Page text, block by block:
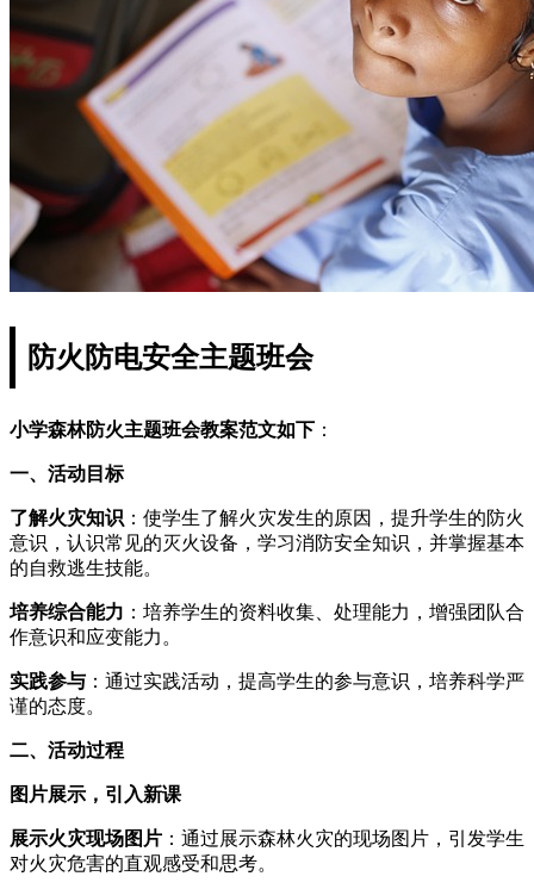
防火防电安全主题班会
小学森林防火主题班会教案范文如下 ：
一、活动目标
了解火灾知识 ：使学生了解火灾发生的原因，提升学生的防火
意识，认识常见的灭火设备，学习消防安全知识，并掌握基本
的自救逃生技能。
培养综合能力 ：培养学生的资料收集、处理能力，增强团队合
作意识和应变能力。
实践参与 ：通过实践活动，提高学生的参与意识，培养科学严
谨的态度。
二、活动过程
图片展示，引入新课
展示火灾现场图片 ：通过展示森林火灾的现场图片，引发学生
对火灾危害的直观感受和思考。